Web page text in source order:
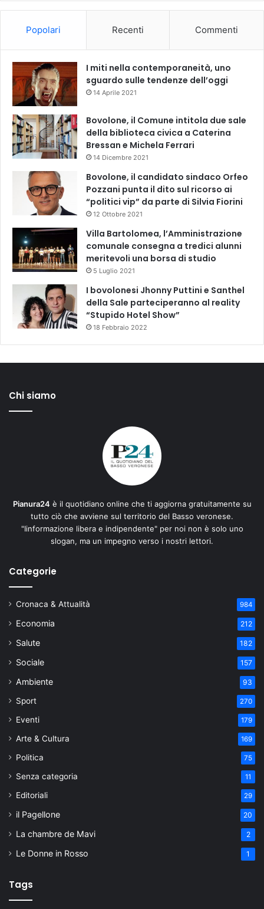
Popolari Recenti Commenti
I miti nella contemporaneità, uno
sguardo sulle tendenze dell’oggi
14 Aprile 2021
Bovolone, il Comune intitola due sale
della biblioteca civica a Caterina
Bressan e Michela Ferrari
14 Dicembre 2021
Bovolone, il candidato sindaco Orfeo
Pozzani punta il dito sul ricorso ai
“politici vip” da parte di Silvia Fiorini
12 Ottobre 2021
Villa Bartolomea, l’Amministrazione
comunale consegna a tredici alunni
meritevoli una borsa di studio
5 Luglio 2021
I bovolonesi Jhonny Puttini e Santhel
della Sale parteciperanno al reality
“Stupido Hotel Show”
18 Febbraio 2022
Chi siamo
Pianura24 è il quotidiano online che ti aggiorna gratuitamente su
tutto ciò che avviene sul territorio del Basso veronese.
"Iinformazione libera e indipendente" per noi non è solo uno
slogan, ma un impegno verso i nostri lettori.
Categorie
Cronaca & Attualità 984
Economia 212
Salute 182
Sociale 157
Ambiente 93
Sport 270
Eventi 179
Arte & Cultura 169
Politica 75
Senza categoria 11
Editoriali 29
il Pagellone 20
La chambre de Mavi 2
Le Donne in Rosso 1
Tags